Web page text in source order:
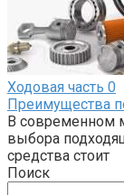
Ходовая часть 0
Преимущества
В современном
выбора
средства стоит
Поиск